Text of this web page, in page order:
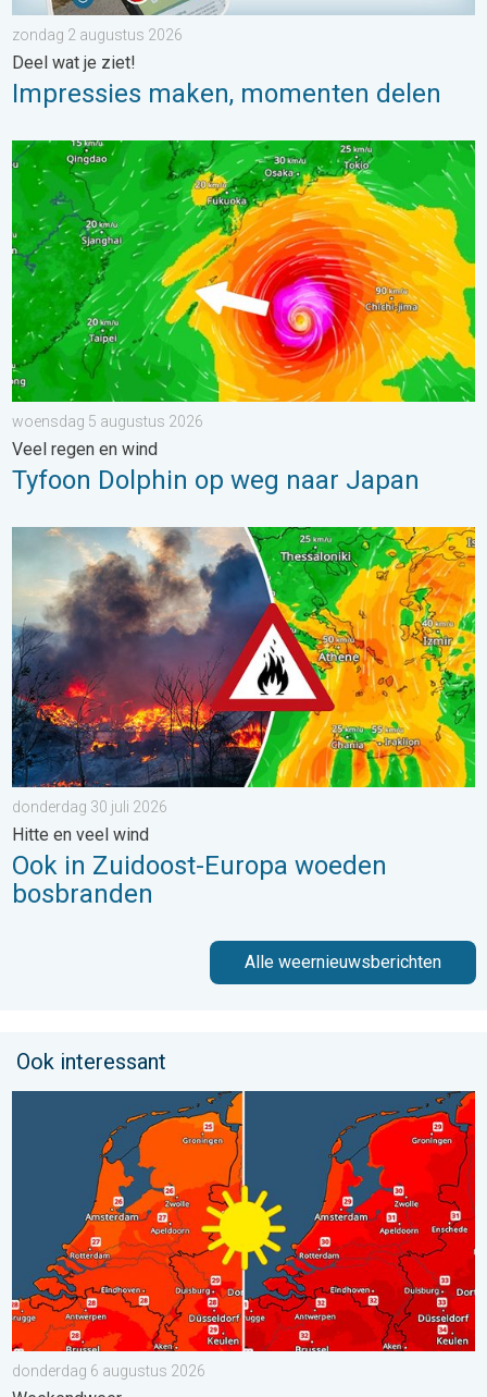
zondag 2 augustus 2026
Deel wat je ziet!
Impressies maken, momenten delen
Tyfoon Dolphin op weg naar Japan. Veel regen en wind. . .
woensdag 5 augustus 2026
Veel regen en wind
Tyfoon Dolphin op weg naar Japan
Ook in Zuidoost-Europa woeden bosbranden. Hitte en veel
donderdag 30 juli 2026
Hitte en veel wind
Ook in Zuidoost-Europa woeden
bosbranden
Alle weernieuwsberichten
Ook interessant
Volop zon en zomerse warmte. Weekendweer. . . donderdag
donderdag 6 augustus 2026